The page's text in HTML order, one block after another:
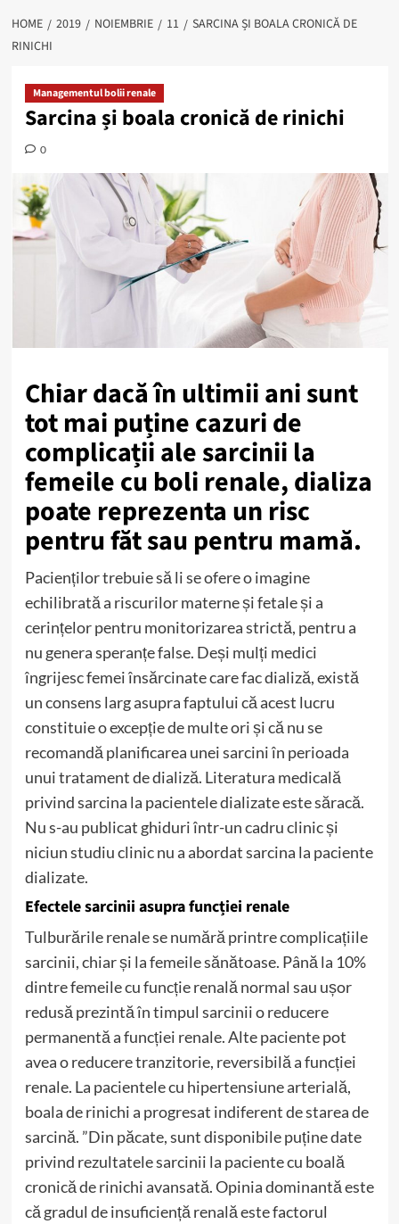
HOME 2019 NOIEMBRIE 11
SARCINA ȘI BOALA CRONICĂ DE
RINICHI
Managementul bolii renale
Sarcina și boala cronică de rinichi
0
Chiar dacă în ultimii ani sunt
tot mai puține cazuri de
complicații ale sarcinii la
femeile cu boli renale, dializa
poate reprezenta un risc
pentru făt sau pentru mamă.
Pacienților trebuie să li se ofere o imagine
echilibrată a riscurilor materne și fetale și a
cerințelor pentru monitorizarea strictă, pentru a
nu genera speranțe false. Deși mulți medici
îngrijesc femei însărcinate care fac dializă, există
un consens larg asupra faptului că acest lucru
constituie o excepție de multe ori și că nu se
recomandă planificarea unei sarcini în perioada
unui tratament de dializă. Literatura medicală
privind sarcina la pacientele dializate este săracă.
Nu s-au publicat ghiduri într-un cadru clinic și
niciun studiu clinic nu a abordat sarcina la paciente
dializate.
Efectele sarcinii asupra funcției renale
Tulburările renale se numără printre complicațiile
sarcinii, chiar și la femeile sănătoase. Până la 10%
dintre femeile cu funcție renală normal sau ușor
redusă prezintă în timpul sarcinii o reducere
permanentă a funcției renale. Alte paciente pot
avea o reducere tranzitorie, reversibilă a funcției
renale. La pacientele cu hipertensiune arterială,
boala de rinichi a progresat indiferent de starea de
sarcină. ”Din păcate, sunt disponibile puține date
privind rezultatele sarcinii la paciente cu boală
cronică de rinichi avansată. Opinia dominantă este
că gradul de insuficiență renală este factorul